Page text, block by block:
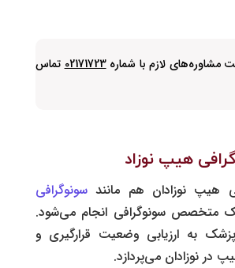
مشاوره‌های لازم با شماره02171723تماس
هیپ نوزاد
هیپ نوزادان هم مانندسونوگرافی
متخصص سونوگرافی انجام می‌شود.
به ارزیابی وضعیت قرارگیری و
در نوزادان می‌پردازد.